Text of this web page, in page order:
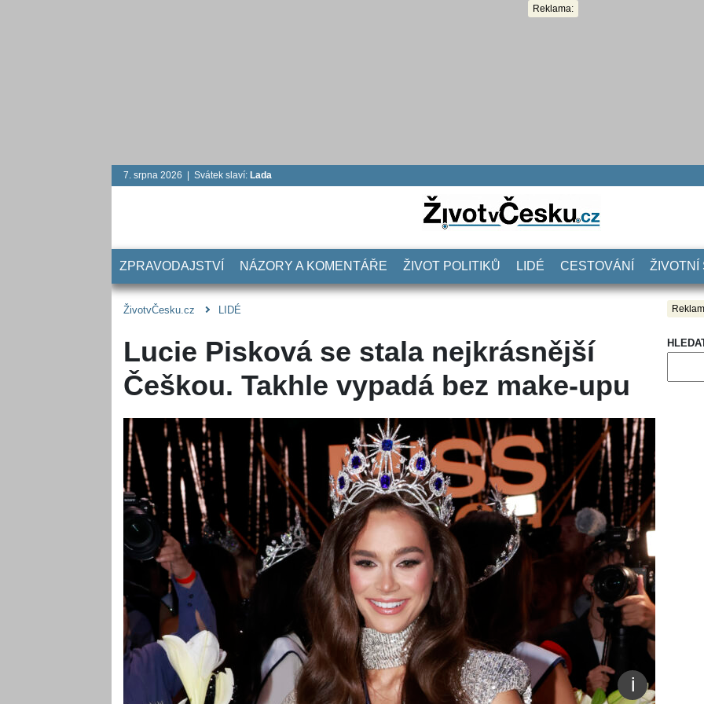
Reklama:
7. srpna 2026 | Svátek slaví: Lada
ZPRAVODAJSTVÍ NÁZORY A KOMENTÁŘE ŽIVOT POLITIKŮ LIDÉ CESTOVÁNÍ ŽIVOTNÍ
ŽivotvČesku.cz LIDÉ
Lucie Pisková se stala nejkrásnější
Češkou. Takhle vypadá bez make-upu